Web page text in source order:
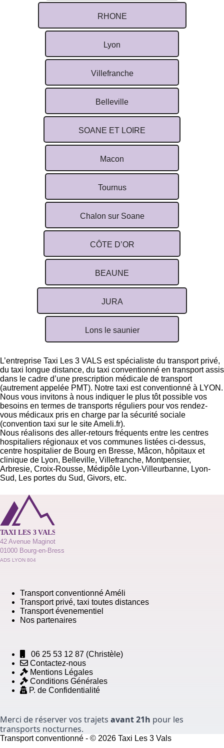
RHONE
Lyon
Villefranche
Belleville
SOANE ET LOIRE
Macon
Tournus
Chalon sur Soane
CÔTE D’OR
BEAUNE
JURA
Lons le saunier
L’entreprise Taxi Les 3 VALS est spécialiste du transport privé,
du taxi longue distance, du taxi conventionné en transport assis
dans le cadre d’une prescription médicale de transport
(autrement appelée PMT). Notre taxi est conventionné à LYON.
Nous vous invitons à nous indiquer le plus tôt possible vos
besoins en termes de transports réguliers pour vos rendez-
vous médicaux pris en charge par la sécurité sociale
(convention taxi sur le site Ameli.fr).
Nous réalisons des aller-retours fréquents entre les centres
hospitaliers régionaux et vos communes listées ci-dessus,
centre hospitalier de Bourg en Bresse, Mâcon, hôpitaux et
clinique de Lyon, Belleville, Villefranche, Montpensier,
Arbresie, Croix-Rousse, Médipôle Lyon-Villeurbanne, Lyon-
Sud, Les portes du Sud, Givors, etc.
42 Avenue Maginot
01000 Bourg-en-Bress
ADS LYON 804
Transport conventionné Améli
Transport privé, taxi toutes distances
Transport évenementiel
Nos partenaires
06 25 53 12 87 (Christèle)
Contactez-nous
Mentions Légales
Conditions Générales
P. de Confidentialité
Merci de réserver vos trajets avant 21h pour les
transports nocturnes.
Transport conventionné - © 2026 Taxi Les 3 Vals